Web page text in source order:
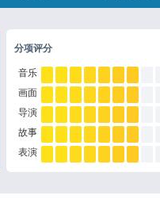
分项评分
音乐
画面
导演
故事
表演